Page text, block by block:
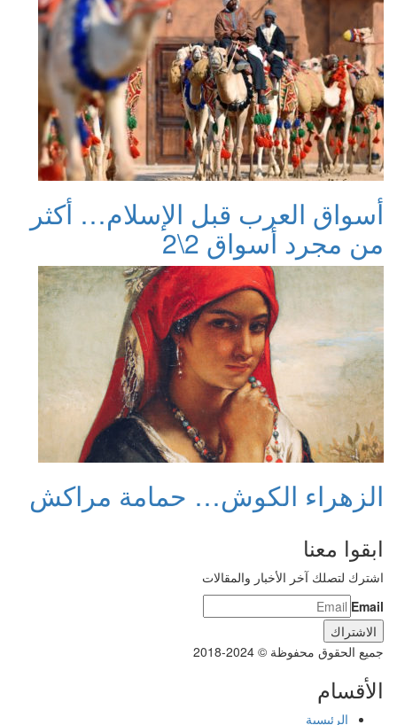
أسواق العرب قبل الإسلام… أكثر
من مجرد أسواق 2\2
الزهراء الكوش… حمامة مراكش
ابقوا معنا
اشترك لتصلك آخر الأخبار والمقالات
Email
جميع الحقوق محفوظة © 2024-2018
الأقسام
الرئيسية